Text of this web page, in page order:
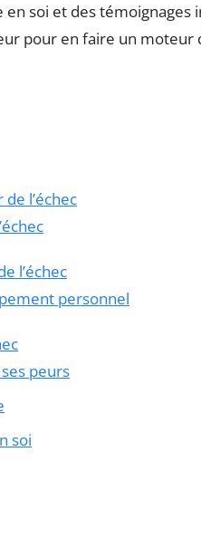
en soi et des
pour en faire un moteur
l’échec
l’échec
personnel
peurs
soi